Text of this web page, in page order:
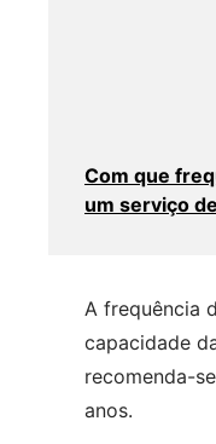
Com que
um serviço
A frequência
capacidade
recomenda-
anos.